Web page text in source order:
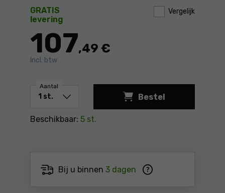
GRATIS
levering
Vergelijk
107,49 €
Incl. btw
Aantal
Bestel
Beschikbaar: 5 st.
Bij u binnen 3 dagen